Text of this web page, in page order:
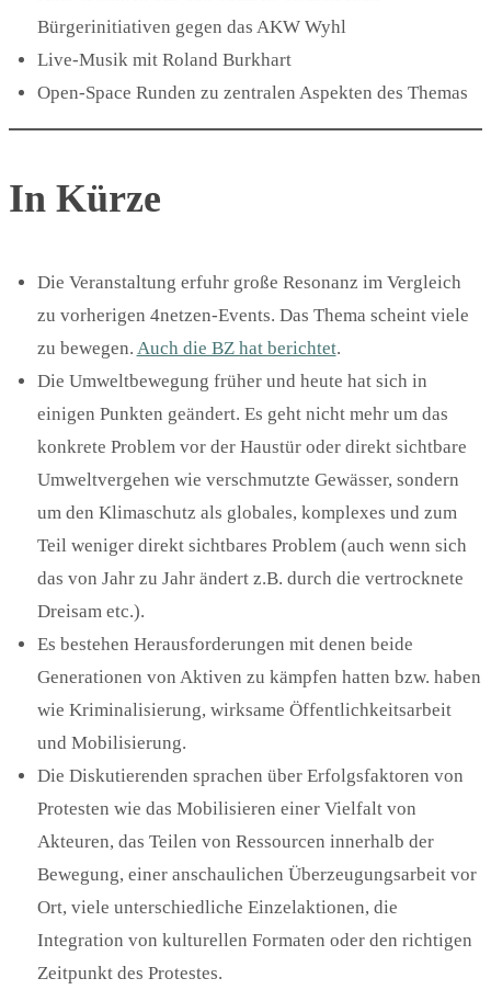
Bürgerinitiativen gegen das AKW Wyhl
Live-Musik mit Roland Burkhart
Open-Space Runden zu zentralen Aspekten des Themas
In Kürze
Die Veranstaltung erfuhr große Resonanz im Vergleich
zu vorherigen 4netzen-Events. Das Thema scheint viele
zu bewegen. Auch die BZ hat berichtet.
Die Umweltbewegung früher und heute hat sich in
einigen Punkten geändert. Es geht nicht mehr um das
konkrete Problem vor der Haustür oder direkt sichtbare
Umweltvergehen wie verschmutzte Gewässer, sondern
um den Klimaschutz als globales, komplexes und zum
Teil weniger direkt sichtbares Problem (auch wenn sich
das von Jahr zu Jahr ändert z.B. durch die vertrocknete
Dreisam etc.).
Es bestehen Herausforderungen mit denen beide
Generationen von Aktiven zu kämpfen hatten bzw. haben
wie Kriminalisierung, wirksame Öffentlichkeitsarbeit
und Mobilisierung.
Die Diskutierenden sprachen über Erfolgsfaktoren von
Protesten wie das Mobilisieren einer Vielfalt von
Akteuren, das Teilen von Ressourcen innerhalb der
Bewegung, einer anschaulichen Überzeugungsarbeit vor
Ort, viele unterschiedliche Einzelaktionen, die
Integration von kulturellen Formaten oder den richtigen
Zeitpunkt des Protestes.